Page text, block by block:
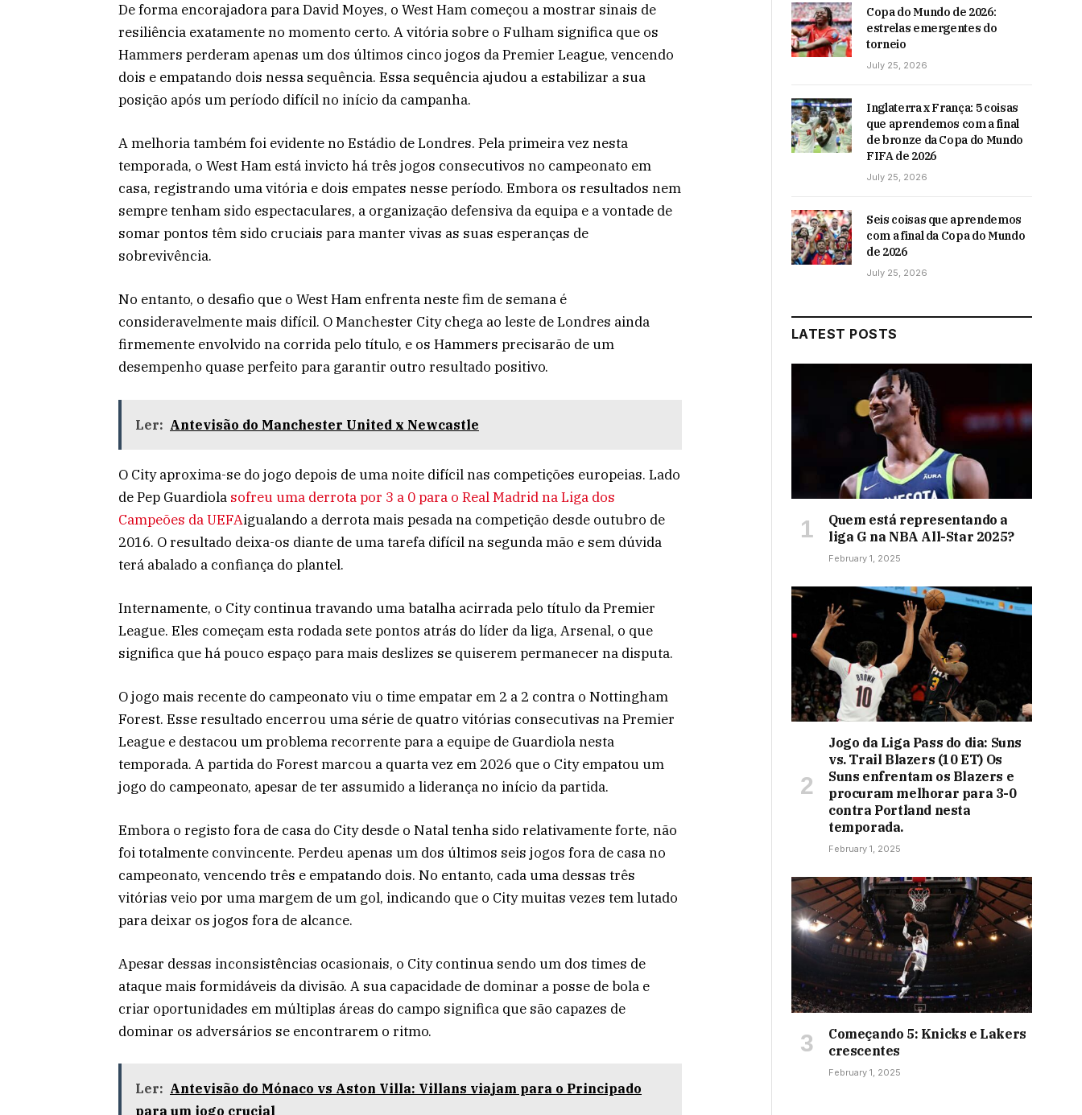
De forma encorajadora para David Moyes, o West Ham começou a mostrar sinais de
resiliência exatamente no momento certo. A vitória sobre o Fulham significa que os
Hammers perderam apenas um dos últimos cinco jogos da Premier League, vencendo
dois e empatando dois nessa sequência. Essa sequência ajudou a estabilizar a sua
posição após um período difícil no início da campanha.
A melhoria também foi evidente no Estádio de Londres. Pela primeira vez nesta
temporada, o West Ham está invicto há três jogos consecutivos no campeonato em
casa, registrando uma vitória e dois empates nesse período. Embora os resultados nem
sempre tenham sido espectaculares, a organização defensiva da equipa e a vontade de
somar pontos têm sido cruciais para manter vivas as suas esperanças de
sobrevivência.
No entanto, o desafio que o West Ham enfrenta neste fim de semana é
consideravelmente mais difícil. O Manchester City chega ao leste de Londres ainda
firmemente envolvido na corrida pelo título, e os Hammers precisarão de um
desempenho quase perfeito para garantir outro resultado positivo.
Ler: Antevisão do Manchester United x Newcastle
O City aproxima-se do jogo depois de uma noite difícil nas competições europeias. Lado
de Pep Guardiola sofreu uma derrota por 3 a 0 para o Real Madrid na Liga dos
Campeões da UEFAigualando a derrota mais pesada na competição desde outubro de
2016. O resultado deixa-os diante de uma tarefa difícil na segunda mão e sem dúvida
terá abalado a confiança do plantel.
Internamente, o City continua travando uma batalha acirrada pelo título da Premier
League. Eles começam esta rodada sete pontos atrás do líder da liga, Arsenal, o que
significa que há pouco espaço para mais deslizes se quiserem permanecer na disputa.
O jogo mais recente do campeonato viu o time empatar em 2 a 2 contra o Nottingham
Forest. Esse resultado encerrou uma série de quatro vitórias consecutivas na Premier
League e destacou um problema recorrente para a equipe de Guardiola nesta
temporada. A partida do Forest marcou a quarta vez em 2026 que o City empatou um
jogo do campeonato, apesar de ter assumido a liderança no início da partida.
Embora o registo fora de casa do City desde o Natal tenha sido relativamente forte, não
foi totalmente convincente. Perdeu apenas um dos últimos seis jogos fora de casa no
campeonato, vencendo três e empatando dois. No entanto, cada uma dessas três
vitórias veio por uma margem de um gol, indicando que o City muitas vezes tem lutado
para deixar os jogos fora de alcance.
Apesar dessas inconsistências ocasionais, o City continua sendo um dos times de
ataque mais formidáveis ​​da divisão. A sua capacidade de dominar a posse de bola e
criar oportunidades em múltiplas áreas do campo significa que são capazes de
dominar os adversários se encontrarem o ritmo.
Ler: Antevisão do Mónaco vs Aston Villa: Villans viajam para o Principado
para um jogo crucial
Copa do Mundo de 2026:
estrelas emergentes do
torneio
July 25, 2026
Inglaterra x França: 5 coisas
que aprendemos com a final
de bronze da Copa do Mundo
FIFA de 2026
July 25, 2026
Seis coisas que aprendemos
com a final da Copa do Mundo
de 2026
July 25, 2026
LATEST POSTS
Quem está representando a
liga G na NBA All-Star 2025?
February 1, 2025
Jogo da Liga Pass do dia: Suns
vs. Trail Blazers (10 ET) Os
Suns enfrentam os Blazers e
procuram melhorar para 3-0
contra Portland nesta
temporada.
February 1, 2025
Começando 5: Knicks e Lakers
crescentes
February 1, 2025